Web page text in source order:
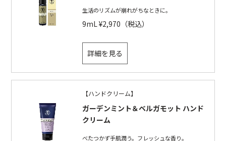
生活のリズムが崩れがちなときに。
9mL ¥2,970（税込）
詳細を見る
【ハンドクリーム】
ガーデンミント＆ベルガモット ハンド
クリーム
べたつかず手肌潤う。フレッシュな香り。